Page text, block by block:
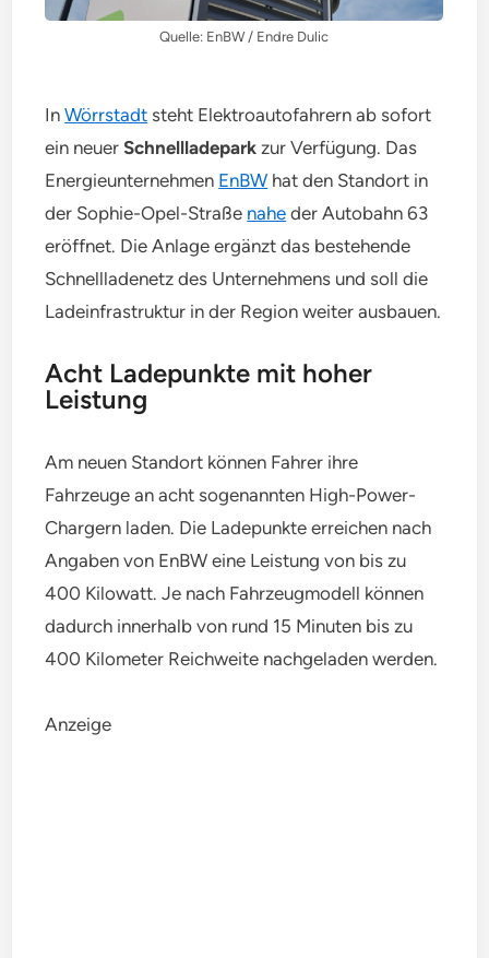
Quelle: EnBW / Endre Dulic
InWörrstadt steht Elektroautofahrern ab sofort
ein neuerSchnellladepark zur Verfügung. Das
Energieunternehmen EnBW hat den Standort in
der Sophie-Opel-Straße nahe der Autobahn 63
eröffnet. Die Anlage ergänzt das bestehende
Schnellladenetz des Unternehmens und soll die
Ladeinfrastruktur in der Region weiter ausbauen.
Acht Ladepunkte mit hoher
Leistung
Am neuen Standort können Fahrer ihre
Fahrzeuge an acht sogenannten High-Power-
Chargern laden. Die Ladepunkte erreichen nach
Angaben von EnBW eine Leistung von bis zu
400 Kilowatt. Je nach Fahrzeugmodell können
dadurch innerhalb von rund 15 Minuten bis zu
400 Kilometer Reichweite nachgeladen werden.
Anzeige